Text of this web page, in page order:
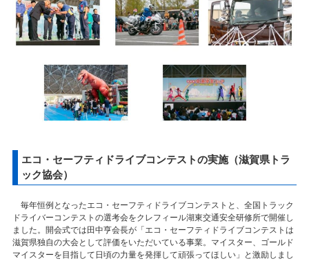
エコ・セーフティドライブコンテストの実施（滋賀県トラ
ック協会）
毎年恒例となったエコ・セーフティドライブコンテストと、全国トラック
ドライバーコンテストの選考会をクレフィール湖東交通安全研修所で開催し
ました。開会式では田中亨会長が「エコ・セーフティドライブコンテストは
滋賀県独自の大会として評価をいただいている事業。マイスター、ゴールド
マイスターを目指して日頃の力量を発揮して頑張ってほしい」と激励しまし